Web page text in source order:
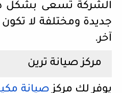
الشركة تسعى بشكل
جديدة ومختلفة لا
آخر.
مركز صيانة ترين
يوفر لك مركزصيانة